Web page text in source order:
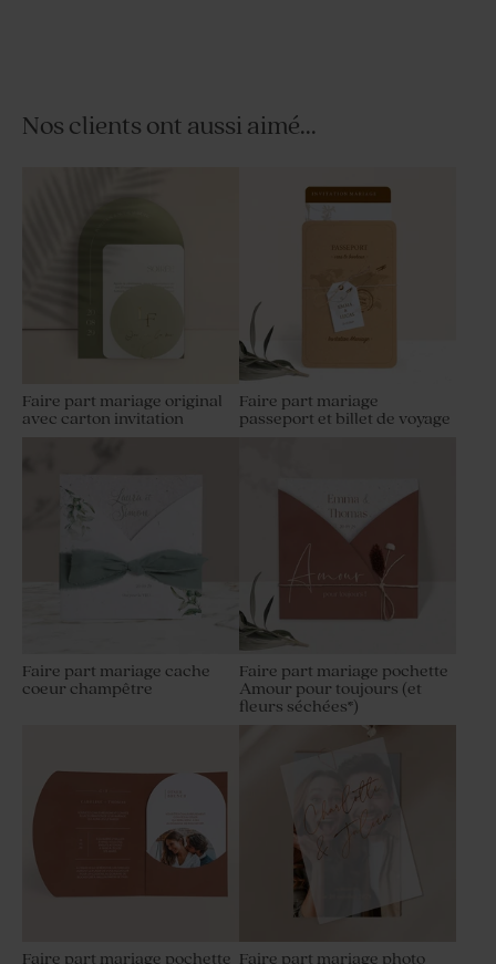
Nos clients ont aussi aimé...
Faire part mariage original
avec carton invitation
Faire part mariage
passeport et billet de voyage
Faire part mariage cache
coeur champêtre
Faire part mariage pochette
Amour pour toujours (et
fleurs séchées*)
Faire part mariage pochette Faire part mariage photo